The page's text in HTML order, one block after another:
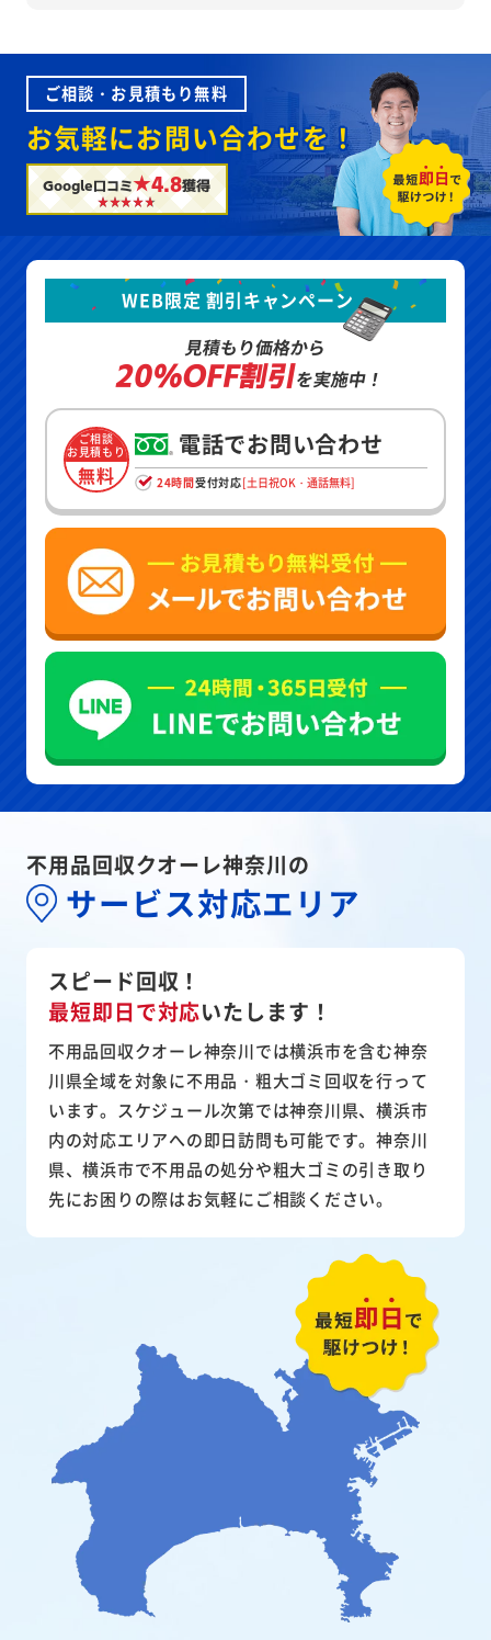
ご相談・お見積もり無料
お気軽にお問い合わせを！
Google口コミ★4.8獲得
WEB限定 割引キャンペーン
見積もり価格から
20%OFF割引を実施中！
ご相談
お見積もり
無料
電話でお問い合わせ
24時間受付対応[土日祝OK・通話無料]
不用品回収クオーレ神奈川の
サービス対応エリア
スピード回収！
最短即日で対応いたします！
不用品回収クオーレ神奈川では横浜市を含む神奈
川県全域を対象に不用品・粗大ゴミ回収を行って
います。スケジュール次第では神奈川県、横浜市
内の対応エリアへの即日訪問も可能です。神奈川
県、横浜市で不用品の処分や粗大ゴミの引き取り
先にお困りの際はお気軽にご相談ください。